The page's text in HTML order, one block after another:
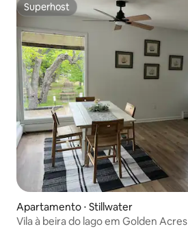
Superhost
Superhost
Apartamento ⋅ Stillwater
Vila à beira do lago em Golden Acres